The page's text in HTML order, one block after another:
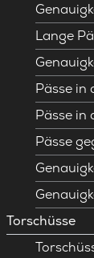
Lange
Pässe in
Pässe in
Pässe
Torschüsse